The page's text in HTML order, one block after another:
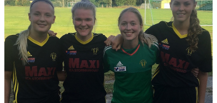
LÄNKAR
KONTAKT